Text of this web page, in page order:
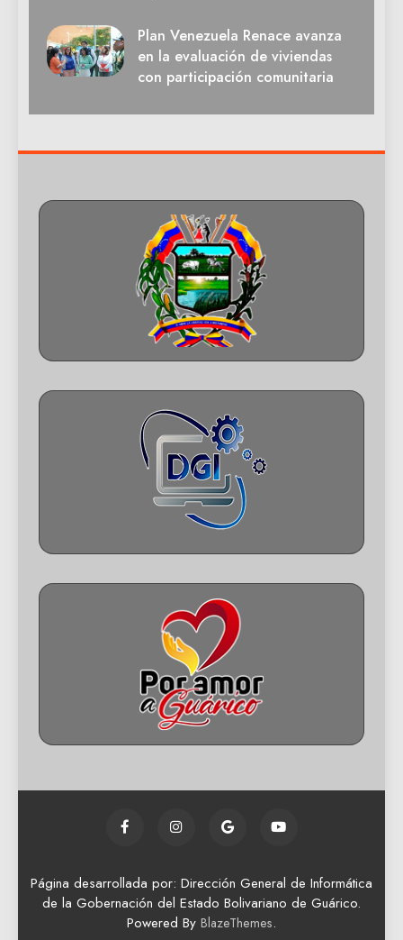
Plan Venezuela Renace avanza
en la evaluación de viviendas
con participación comunitaria
Página desarrollada por: Dirección General de Informática
de la Gobernación del Estado Bolivariano de Guárico.
Powered By BlazeThemes.